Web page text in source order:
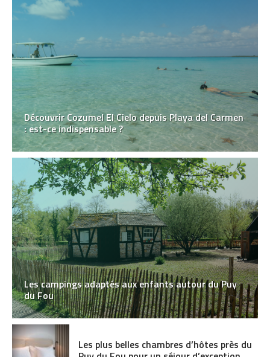
Découvrir Cozumel El Cielo depuis Playa del Carmen
: est-ce indispensable ?
Les campings adaptés aux enfants autour du Puy
du Fou
Les plus belles chambres d’hôtes près du